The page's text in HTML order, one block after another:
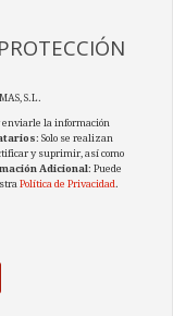
S.L.
enviarle la información
: Solo se realizan
y suprimir, así como
Adicional: Puede
Política de Privacidad.